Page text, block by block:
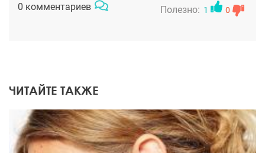
0 комментариев Полезно: 1 0
ЧИТАЙТЕ ТАКЖЕ